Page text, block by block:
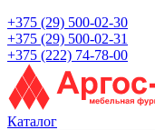
+375 (29) 500-02-30
+375 (29) 500-02-31
+375 (222) 74-78-00
Каталог